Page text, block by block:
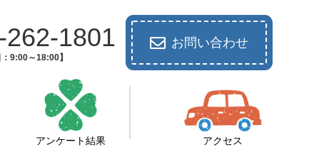
262-1801
：9:00～18:00】
お問い合わせ
アンケート結果 アクセス